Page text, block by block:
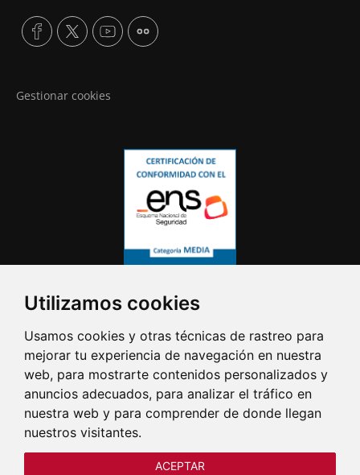
Utilizamos cookies
Usamos cookies y otras técnicas de rastreo para
mejorar tu experiencia de navegación en nuestra
web, para mostrarte contenidos personalizados y
anuncios adecuados, para analizar el tráfico en
nuestra web y para comprender de donde llegan
nuestros visitantes.
ACEPTAR
Gestionar cookies